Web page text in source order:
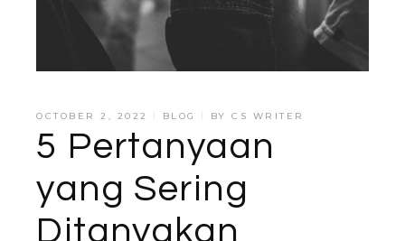
OCTOBER 2, 2022 BLOG BYCS WRITER
5 Pertanyaan
yang Sering
Ditanyakan